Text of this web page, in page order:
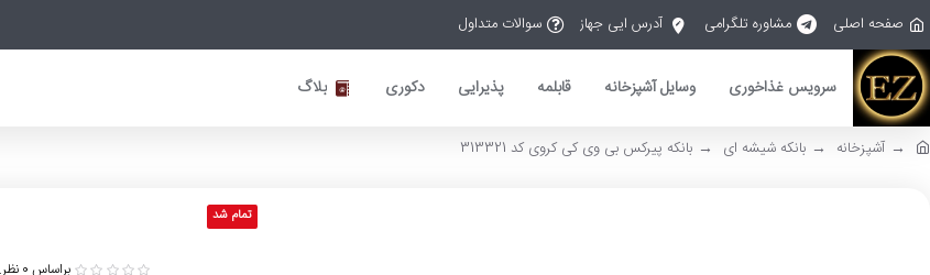
صفحه اصلی مشاوره تلگرامی آدرس ایی جهاز سوالات متداول
سرویس غذاخوری وسایل آشپزخانه قابلمه پذیرایی دکوری بلاگ
آشپزخانه بانکه شیشه ای بانکه پیرکس بی وی کی کروی کد 313321
تمام شد
براساس 0 نظر.